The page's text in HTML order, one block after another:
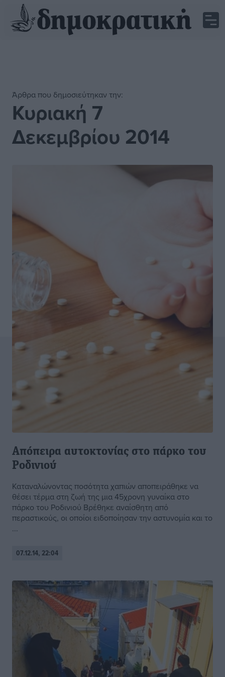
Άρθρα που δημοσιεύτηκαν την:
Κυριακή 7
Δεκεμβρίου 2014
Aπόπειρα αυτοκτονίας στο πάρκο του
Ροδινιού
Καταναλώνοντας ποσότητα χαπιών αποπειράθηκε να
θέσει τέρμα στη ζωή της μια 45χρονη γυναίκα στο
πάρκο του Ροδινιού Βρέθηκε αναίσθητη από
περαστικούς, οι οποίοι ειδοποίησαν την αστυνομία και το
...
07.12.14, 22:04